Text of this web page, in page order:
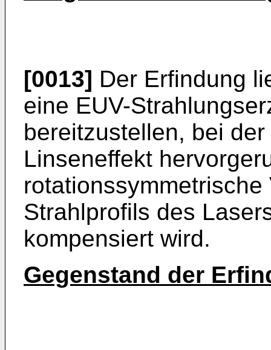
[0013] Der Erfindung
eine EUV-
bereitzustellen, bei
Linseneffekt
Strahlprofils des
kompensiert wird.
Gegenstand der